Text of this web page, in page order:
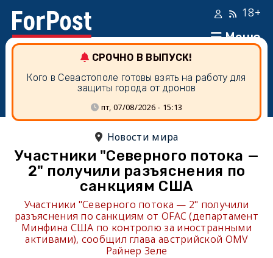
Меню
18+
СРОЧНО В ВЫПУСК!
Кого в Севастополе готовы взять на работу для
защиты города от дронов
пт, 07/08/2026 - 15:13
Новости мира
Участники "Северного потока —
2" получили разъяснения по
санкциям США
Участники "Северного потока — 2" получили
разъяснения по санкциям от OFAC (департамент
Минфина США по контролю за иностранными
активами), сообщил глава австрийской OMV
Райнер Зеле